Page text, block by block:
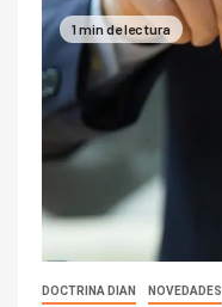
1 min de lectura
DOCTRINA DIAN NOVEDADES